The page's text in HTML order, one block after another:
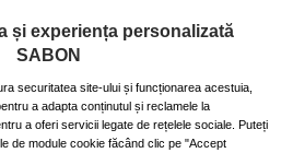
unul chiar acum,apăsând aici
În stoc
COŞ
și experiența personalizată
SABON
securitatea site-ului și funcționarea acestuia,
a adapta conținutul și reclamele la
a oferi servicii legate de rețelele sociale. Puteți
de module cookie făcând clic pe "Accept